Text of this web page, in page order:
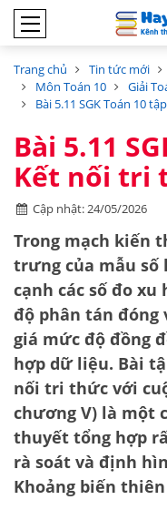
Trang chủ Tin tức mới
Môn Toán 10
Giải
Bài 5.11 SGK Toán 10
Bài 5.11
Kết nối tri
Cập nhật: 24/05/2026
Trong mạch kiến
trưng của mẫu số
cạnh các số đo
độ phân tán
giá mức độ đồng
hợp dữ liệu. Bài
nối tri thức với
chương V) là một
thuyết tổng hợp
rà soát và định
Khoảng biến